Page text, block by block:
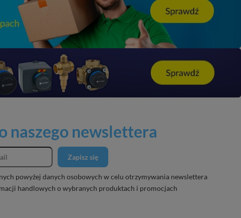
naszego newslettera
Zapisz się
powyżej danych osobowych w celu otrzymywania newslettera
handlowych o wybranych produktach i promocjach